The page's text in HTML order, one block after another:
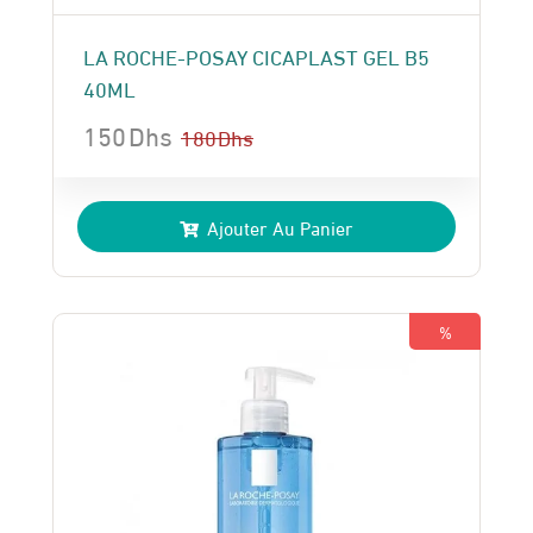
LA ROCHE-POSAY CICAPLAST GEL B5
40ML
180Dhs
prix
initial
était :
180 Dhs.
150Dhs
prix
actuel
est :
150 Dhs.
Ajouter Au Panier
%